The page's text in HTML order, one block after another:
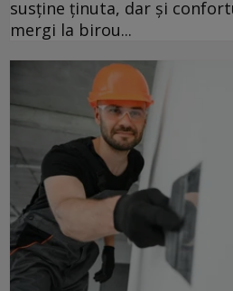
susține ținuta, dar și
mergi la birou...